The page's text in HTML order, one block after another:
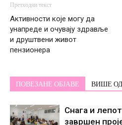
Претходни текст
Активности које могу да
унапреде и очувају здравље
и друштвени живот
пензионера
ПОВЕЗАНЕ ОБЈАВЕ ВИШЕ
Снага и
завршен